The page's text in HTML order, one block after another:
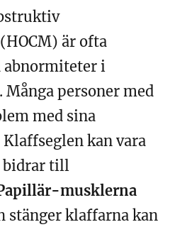
är ofta
abnormiteter i
personer med
med sina
kan vara
bidrar till
apillär-musklerna
stänger klaffarna kan